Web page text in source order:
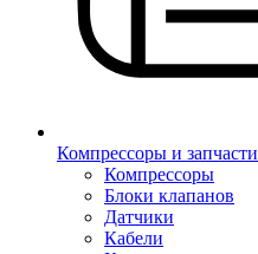
Компрессоры и запчасти
Компрессоры
Блоки клапанов
Датчики
Кабели